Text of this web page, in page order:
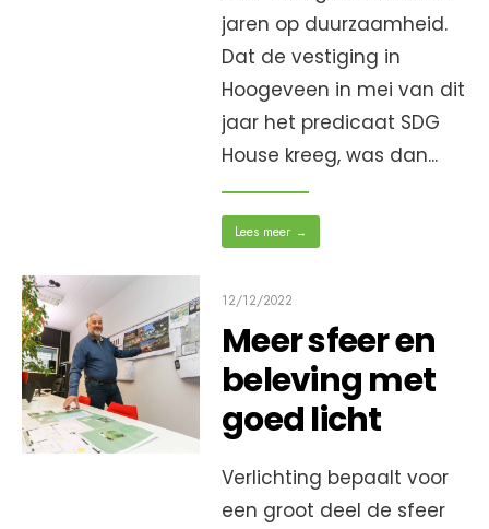
jaren op duurzaamheid.
Dat de vestiging in
Hoogeveen in mei van dit
jaar het predicaat SDG
House kreeg, was dan...
Lees meer →
12/12/2022
Meer sfeer en
beleving met
goed licht
Verlichting bepaalt voor
een groot deel de sfeer